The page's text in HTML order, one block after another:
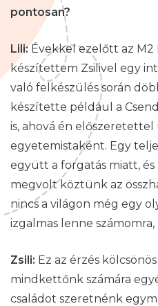
pontosan?
Lili:Évekkel ezelőtt az M2
készítettem Zsilivel egy
való felkészülés során
készítette például a
is, ahová én
egyetemistaként. Egy
együtt a forgatás miatt,
megvolt köztünk az
nincs a világon még egy
izgalmas lenne számomra,
Zsili: Ez az érzés
mindkettőnk számára
családot szeretnénk